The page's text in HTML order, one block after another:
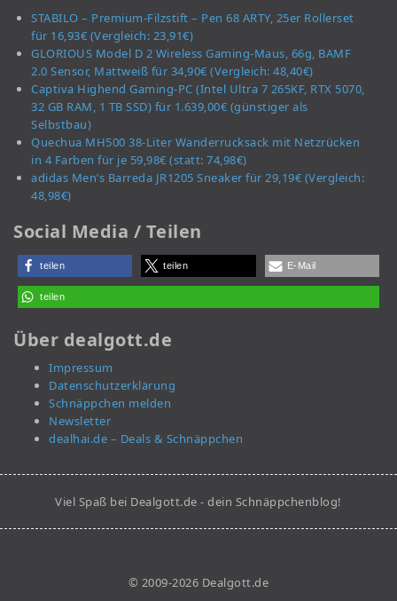
STABILO – Premium-Filzstift – Pen 68 ARTY, 25er Rollerset
für 16,93€ (Vergleich: 23,91€)
GLORIOUS Model D 2 Wireless Gaming-Maus, 66g, BAMF
2.0 Sensor, Mattweiß für 34,90€ (Vergleich: 48,40€)
Captiva Highend Gaming-PC (Intel Ultra 7 265KF, RTX 5070,
32 GB RAM, 1 TB SSD) für 1.639,00€ (günstiger als
Selbstbau)
Quechua MH500 38-Liter Wanderrucksack mit Netzrücken
in 4 Farben für je 59,98€ (statt: 74,98€)
adidas Men’s Barreda JR1205 Sneaker für 29,19€ (Vergleich:
48,98€)
Social Media / Teilen
teilen teilen E-Mail
teilen
Über dealgott.de
Impressum
Datenschutzerklärung
Schnäppchen melden
Newsletter
dealhai.de – Deals & Schnäppchen
Viel Spaß bei Dealgott.de - dein Schnäppchenblog!
© 2009-2026 Dealgott.de